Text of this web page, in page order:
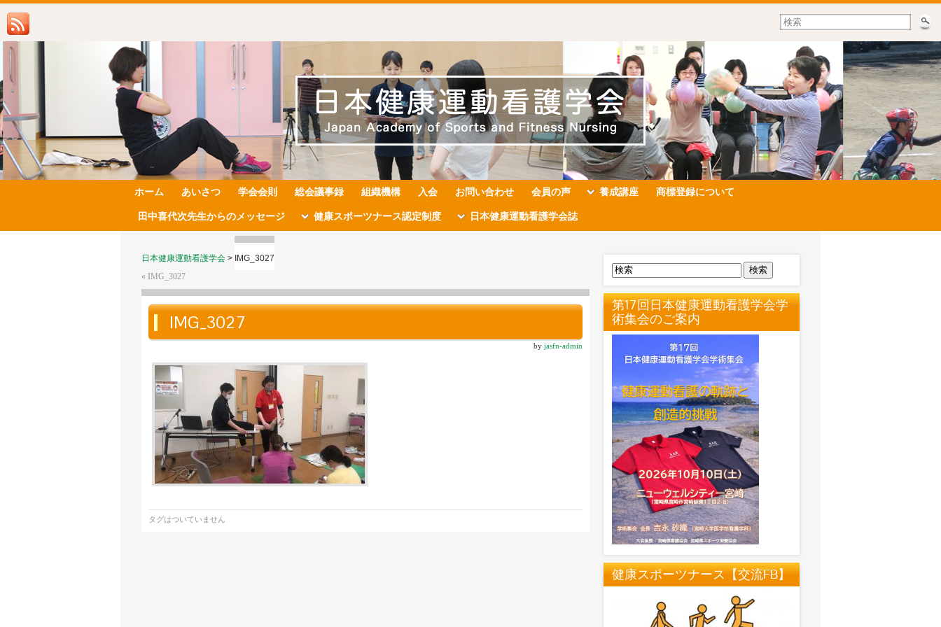
ホーム あいさつ 学会会則 総会議事録 組織機構 入会 お問い合わせ 会員の声 養成講座 商標登録について
田中喜代次先生からのメッセージ 健康スポーツナース認定制度 日本健康運動看護学会誌
日本健康運動看護学会 > IMG_3027
« IMG_3027
IMG_3027
by jasfn-admin
タグはついていません
検索
第17回日本健康運動看護学会学
術集会のご案内
健康スポーツナース【交流FB】